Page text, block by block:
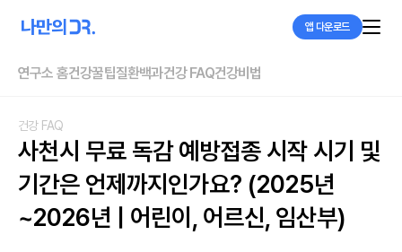
앱 다운로드
연구소 홈건강꿀팁질환백과건강 FAQ건강비법
건강 FAQ
사천시 무료 독감 예방접종 시작 시기 및
기간은 언제까지인가요? (2025년
~2026년 | 어린이, 어르신, 임산부)